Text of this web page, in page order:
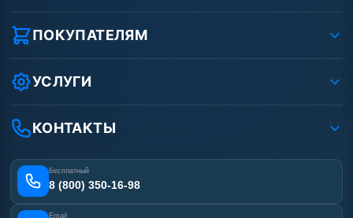
О компании
Реквизиты ООО «Шоп АВД»
Защита данных клиента
Условия соглашения
Вакансии
Статьи
ПОКУПАТЕЛЯМ
Как заказать?
Оплата
Доставка
Лизинг
Получить скидку
УСЛУГИ
Ремонт АВД
Сертификаты
Наши работы
Отзывы наших клиентов
Карта сайта
КОНТАКТЫ
Бесплатный
8 (800) 350-16-98
Email